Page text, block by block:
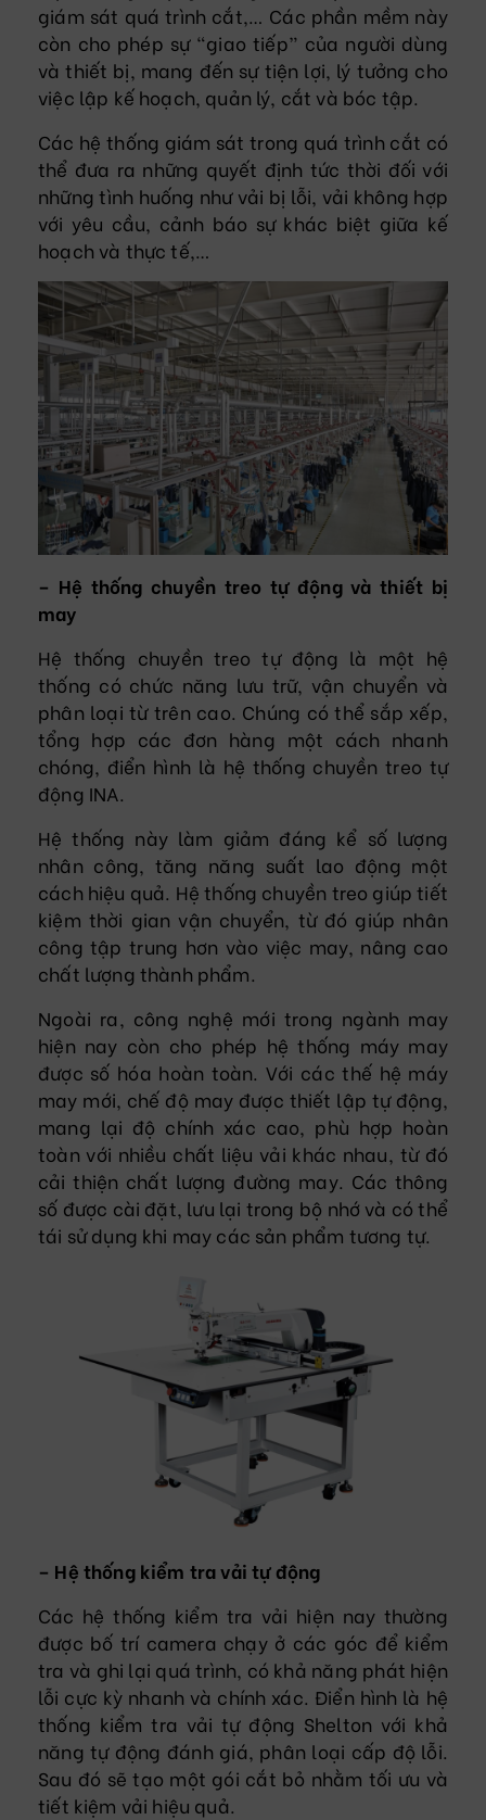
giám sát quá trình cắt,… Các phần mềm này
còn cho phép sự “giao tiếp” của người dùng
và thiết bị, mang đến sự tiện lợi, lý tưởng cho
việc lập kế hoạch, quản lý, cắt và bóc tập.
Các hệ thống giám sát trong quá trình cắt có
thể đưa ra những quyết định tức thời đối với
những tình huống như vải bị lỗi, vải không hợp
với yêu cầu, cảnh báo sự khác biệt giữa kế
hoạch và thực tế,…
– Hệ thống chuyền treo tự động và thiết bị
may
Hệ thống chuyền treo tự động là một hệ
thống có chức năng lưu trữ, vận chuyển và
phân loại từ trên cao. Chúng có thể sắp xếp,
tổng hợp các đơn hàng một cách nhanh
chóng, điển hình là hệ thống chuyền treo tự
động INA.
Hệ thống này làm giảm đáng kể số lượng
nhân công, tăng năng suất lao động một
cách hiệu quả. Hệ thống chuyền treo giúp tiết
kiệm thời gian vận chuyển, từ đó giúp nhân
công tập trung hơn vào việc may, nâng cao
chất lượng thành phẩm.
Ngoài ra, công nghệ mới trong ngành may
hiện nay còn cho phép hệ thống máy may
được số hóa hoàn toàn. Với các thế hệ máy
may mới, chế độ may được thiết lập tự động,
mang lại độ chính xác cao, phù hợp hoàn
toàn với nhiều chất liệu vải khác nhau, từ đó
cải thiện chất lượng đường may. Các thông
số được cài đặt, lưu lại trong bộ nhớ và có thể
tái sử dụng khi may các sản phẩm tương tự.
– Hệ thống kiểm tra vải tự động
Các hệ thống kiểm tra vải hiện nay thường
được bố trí camera chạy ở các góc để kiểm
tra và ghi lại quá trình, có khả năng phát hiện
lỗi cực kỳ nhanh và chính xác. Điển hình là hệ
thống kiểm tra vải tự động Shelton với khả
năng tự động đánh giá, phân loại cấp độ lỗi.
Sau đó sẽ tạo một gói cắt bỏ nhằm tối ưu và
tiết kiệm vải hiệu quả.